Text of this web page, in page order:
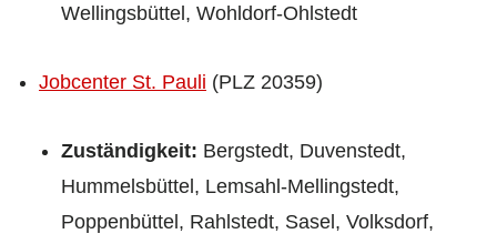
Wellingsbüttel, Wohldorf-Ohlstedt
Jobcenter St. Pauli (PLZ 20359)
Zuständigkeit: Bergstedt, Duvenstedt,
Hummelsbüttel, Lemsahl-Mellingstedt,
Poppenbüttel, Rahlstedt, Sasel, Volksdorf,